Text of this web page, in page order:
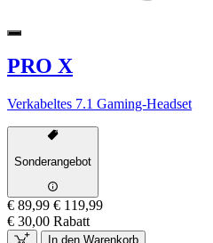
PRO X
Verkabeltes 7.1 Gaming-Headset
Sonderangebot
€ 89,99 € 119,99
€ 30,00 Rabatt
In den Warenkorb